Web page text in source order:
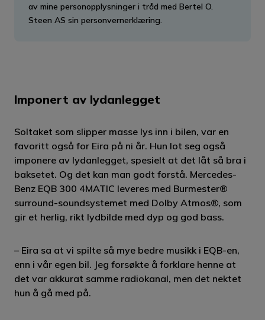
av mine personopplysninger i tråd med Bertel O.
Steen AS sin personvernerklæring.
Imponert av lydanlegget
Soltaket som slipper masse lys inn i bilen, var en
favoritt også for Eira på ni år. Hun lot seg også
imponere av lydanlegget, spesielt at det låt så bra i
baksetet. Og det kan man godt forstå. Mercedes-
Benz EQB 300 4MATIC leveres med Burmester®
surround-soundsystemet med Dolby Atmos®, som
gir et herlig, rikt lydbilde med dyp og god bass.
– Eira sa at vi spilte så mye bedre musikk i EQB-en,
enn i vår egen bil. Jeg forsøkte å forklare henne at
det var akkurat samme radiokanal, men det nektet
hun å gå med på.